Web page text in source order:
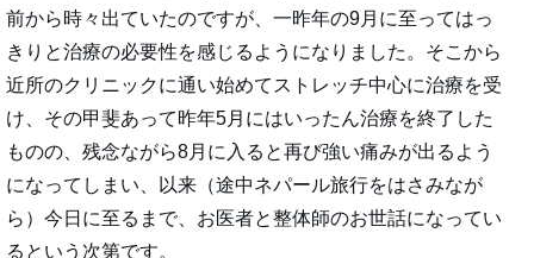
前から時々出ていたのですが、一昨年の9月に至ってはっ
きりと治療の必要性を感じるようになりました。そこから
近所のクリニックに通い始めてストレッチ中心に治療を受
け、その甲斐あって昨年5月にはいったん治療を終了した
ものの、残念ながら8月に入ると再び強い痛みが出るよう
になってしまい、以来（途中ネパール旅行をはさみなが
ら）今日に至るまで、お医者と整体師のお世話になってい
るという次第です。